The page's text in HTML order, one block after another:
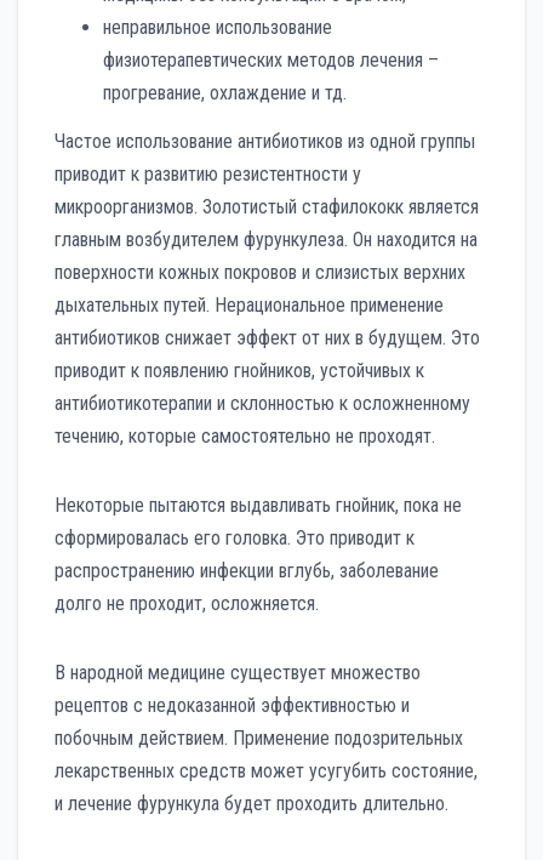
неправильное использование
физиотерапевтических методов лечения –
прогревание, охлаждение и тд.
Частое использование антибиотиков из одной группы
приводит к развитию резистентности у
микроорганизмов. Золотистый стафилококк является
главным возбудителем фурункулеза. Он находится на
поверхности кожных покровов и слизистых верхних
дыхательных путей. Нерациональное применение
антибиотиков снижает эффект от них в будущем. Это
приводит к появлению гнойников, устойчивых к
антибиотикотерапии и склонностью к осложненному
течению, которые самостоятельно не проходят.
Некоторые пытаются выдавливать гнойник, пока не
сформировалась его головка. Это приводит к
распространению инфекции вглубь, заболевание
долго не проходит, осложняется.
В народной медицине существует множество
рецептов с недоказанной эффективностью и
побочным действием. Применение подозрительных
лекарственных средств может усугубить состояние,
и лечение фурункула будет проходить длительно.